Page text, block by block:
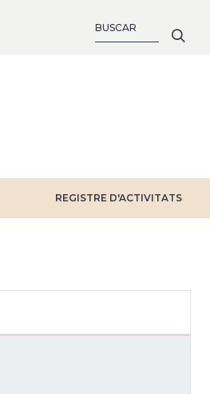
REGISTRE D'ACTIVITATS